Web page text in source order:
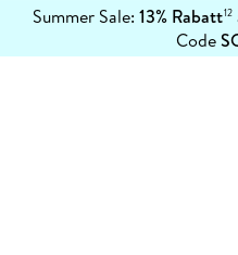
Summer Sale: 13% Rabatt12
Code
erfahren